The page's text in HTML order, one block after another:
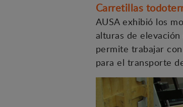
Carretillas
AUSA exhibió los
alturas de
permite trabajar
para el transporte